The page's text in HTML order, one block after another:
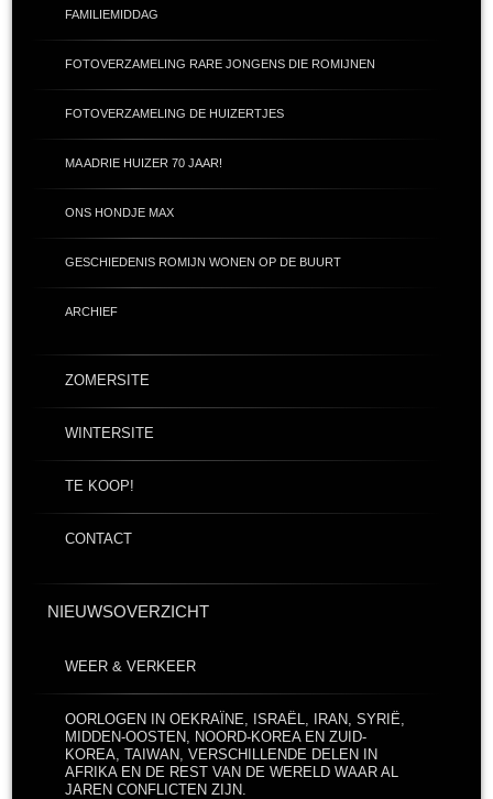
FAMILIEMIDDAG
FOTOVERZAMELING RARE JONGENS DIE ROMIJNEN
FOTOVERZAMELING DE HUIZERTJES
MA ADRIE HUIZER 70 JAAR!
ONS HONDJE MAX
GESCHIEDENIS ROMIJN WONEN OP DE BUURT
ARCHIEF
ZOMERSITE
WINTERSITE
TE KOOP!
CONTACT
NIEUWSOVERZICHT
WEER & VERKEER
OORLOGEN IN OEKRAÏNE, ISRAËL, IRAN, SYRIË,
MIDDEN-OOSTEN, NOORD-KOREA EN ZUID-
KOREA, TAIWAN, VERSCHILLENDE DELEN IN
AFRIKA EN DE REST VAN DE WERELD WAAR AL
JAREN CONFLICTEN ZIJN.